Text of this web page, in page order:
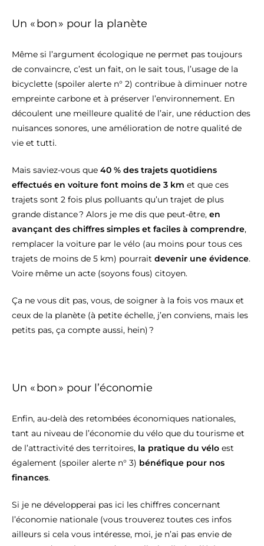
Un « bon » pour la planète
Même si l’argument écologique ne permet pas toujours
de convaincre, c’est un fait, on le sait tous, l’usage de la
bicyclette (spoiler alerte n° 2) contribue à diminuer notre
empreinte carbone et à préserver l’environnement. En
découlent une meilleure qualité de l’air, une réduction des
nuisances sonores, une amélioration de notre qualité de
vie et tutti.
Mais saviez-vous que 40 % des trajets quotidiens
effectués en voiture font moins de 3 km et que ces
trajets sont 2 fois plus polluants qu’un trajet de plus
grande distance ? Alors je me dis que peut-être, en
avançant des chiffres simples et faciles à comprendre,
remplacer la voiture par le vélo (au moins pour tous ces
trajets de moins de 5 km) pourrait devenir une évidence.
Voire même un acte (soyons fous) citoyen.
Ça ne vous dit pas, vous, de soigner à la fois vos maux et
ceux de la planète (à petite échelle, j’en conviens, mais les
petits pas, ça compte aussi, hein) ?
Un « bon » pour l’économie
Enfin, au-delà des retombées économiques nationales,
tant au niveau de l’économie du vélo que du tourisme et
de l’attractivité des territoires, la pratique du vélo est
également (spoiler alerte n° 3) bénéfique pour nos
finances.
Si je ne développerai pas ici les chiffres concernant
l’économie nationale (vous trouverez toutes ces infos
ailleurs si cela vous intéresse, moi, je n’ai pas envie de